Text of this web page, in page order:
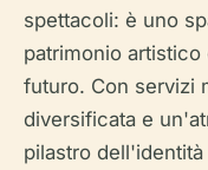
spettacoli: è uno
patrimonio
futuro. Con servizi
diversificata e
pilastro